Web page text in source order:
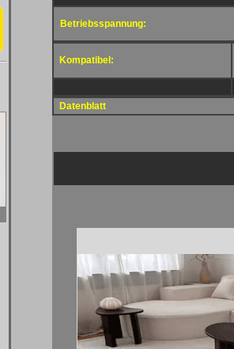
Betriebsspannung:
Kompatibel:
Datenblatt